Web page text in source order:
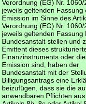
Verordnung (EG) Nr.
jeweils geltenden Fassung
Emission im Sinne des
Verordnung (EG) Nr.
jeweils geltenden Fassung
Bundesanstalt stellen und
Emittent dieses
Finanzinstruments oder
Emission sind, haben der
Bundesanstalt mit der
Billigungsantrags eine
beizufügen, dass sie die
anwendbaren Pflichten